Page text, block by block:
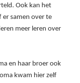
Ook kan het
er samen over te
meer leren over
en haar broer ook
kwam hier zelf